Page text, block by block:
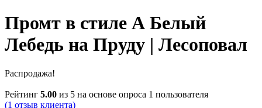
Промт в стиле А Белый
Лебедь на Пруду | Лесоповал
Распродажа!
Рейтинг 5.00 из 5 на основе опроса 1 пользователя
(1 отзыв клиента)